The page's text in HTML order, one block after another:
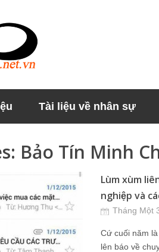
Tài liệu về nhân sự
Bảo Tín Minh
Lùm xùm
nghiệp và
Tháng Một
Cứ cuối năm
lên báo về